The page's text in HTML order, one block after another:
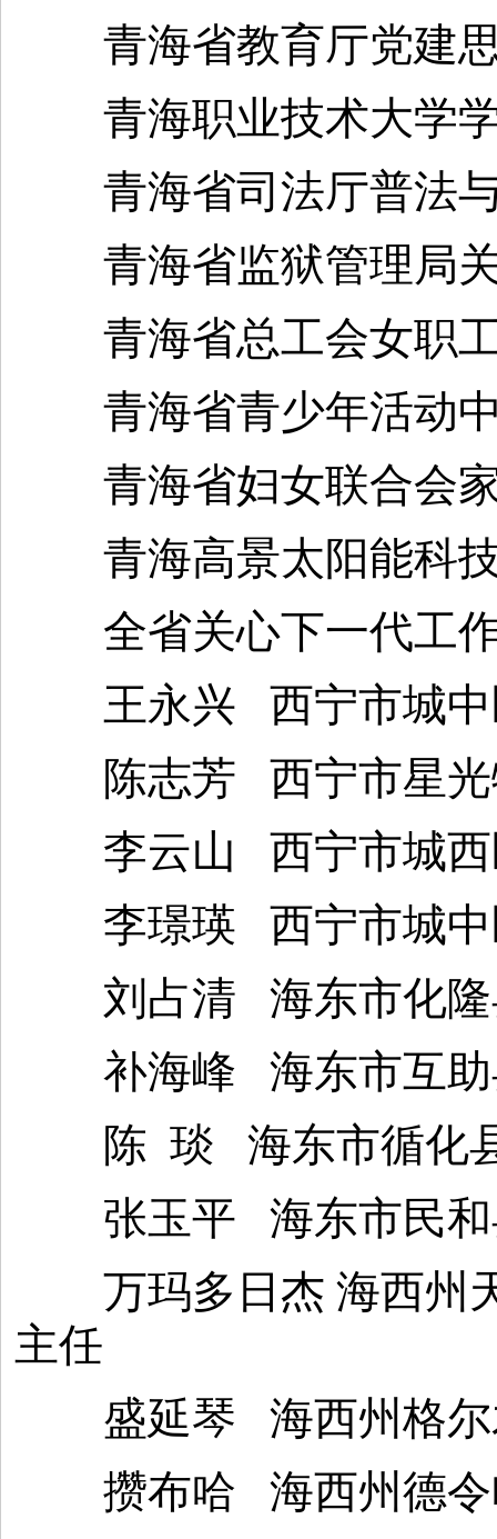
青海省教育厅党建思
青海职业技术大学学
青海省司法厅普法与
青海省监狱管理局关
青海省总工会女职工
青海省青少年活动
青海省妇女联合会家
青海高景太阳能科技
全省关心下一代工作
王永兴 西宁市城中
陈志芳 西宁市星光
李云山 西宁市城西
李璟瑛 西宁市城中
刘占清 海东市化隆
补海峰 海东市互助
陈 琰 海东市循化县
张玉平 海东市民和
万玛多日杰 海西州天
主任
盛延琴 海西州格尔
攒布哈 海西州德令